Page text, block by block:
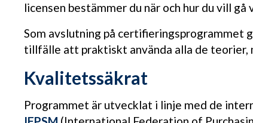
licensen bestämmer du när och hur du vill
Som avslutning på
tillfälle att praktiskt använda alla de
Kvalitetssäkrat
Programmet är utvecklat i linje med de